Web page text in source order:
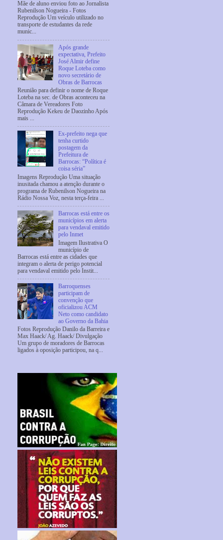
Mãe de aluno enviou foto ao Jornalista
Rubenilson Nogueira - Fotos
Reprodução Um veículo utilizado no
transporte de estudantes da rede
munic...
Após grande
expectativa, Prefeito
José Almir define
Roque Loteba como
novo secretário de
Obras de Barrocas
Reunião para definir o nome de Roque
Loteba na sec. de Obras aconteceu na
Câmara de Vereadores Foto
Reprodução Kekeu de Daozinho Após
mais ...
Ex-prefeito nega que
tenha curtido
postagem da
Prefeitura de
Barrocas: “Política é
coisa séria”
Imagens Reprodução Uma situação
inusitada chamou a atenção durante o
programa de Rubenilson Nogueira na
Rádio Nossa Voz, nesta terça-feira ...
Barrocas está entre os
municípios em alerta
para vendaval emitido
pelo Inmet
Imagem Ilustrativa O
município de
Barrocas está entre as cidades que
integram o alerta de perigo potencial
para vendaval emitido pelo Instit...
Barroquenses
participam de
convenção que
oficializou ACM
Neto como candidato
ao Governo da Bahia
Fotos Reprodução Danilo da Barreira e
Max Haack/ Ag. Haack/ Divulgação
Um grupo de moradores de Barrocas
ligados à oposição participou, na q...